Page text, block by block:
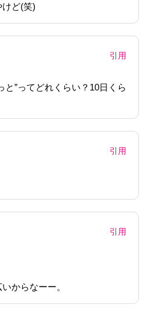
ど(笑)
引用
と”ってどれくらい？10日くら
引用
引用
からなーー。